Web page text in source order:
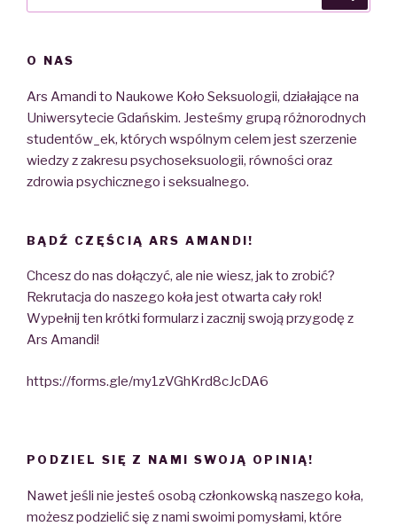
O NAS
Ars Amandi to Naukowe Koło Seksuologii, działające na
Uniwersytecie Gdańskim. Jesteśmy grupą różnorodnych
studentów_ek, których wspólnym celem jest szerzenie
wiedzy z zakresu psychoseksuologii, równości oraz
zdrowia psychicznego i seksualnego.
BĄDŹ CZĘŚCIĄ ARS AMANDI!
Chcesz do nas dołączyć, ale nie wiesz, jak to zrobić?
Rekrutacja do naszego koła jest otwarta cały rok!
Wypełnij ten krótki formularz i zacznij swoją przygodę z
Ars Amandi!
https://forms.gle/my1zVGhKrd8cJcDA6
PODZIEL SIĘ Z NAMI SWOJĄ OPINIĄ!
Nawet jeśli nie jesteś osobą członkowską naszego koła,
możesz podzielić się z nami swoimi pomysłami, które